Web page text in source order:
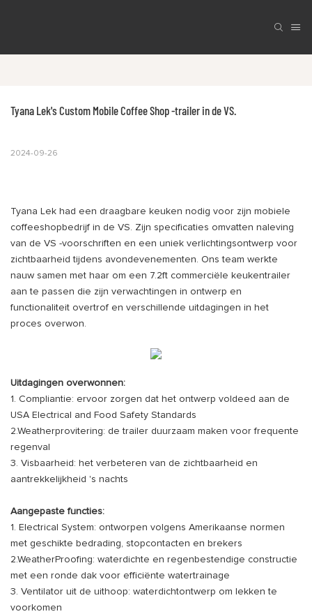
Tyana Lek's Custom Mobile Coffee Shop -trailer in de VS.
2024-09-26
Tyana Lek had een draagbare keuken nodig voor zijn mobiele
coffeeshopbedrijf in de VS. Zijn specificaties omvatten naleving
van de VS -voorschriften en een uniek verlichtingsontwerp voor
zichtbaarheid tijdens avondevenementen. Ons team werkte
nauw samen met haar om een ​​7.2ft commerciële keukentrailer
aan te passen die zijn verwachtingen in ontwerp en
functionaliteit overtrof en verschillende uitdagingen in het
proces overwon.
Uitdagingen overwonnen:
1. Compliantie: ervoor zorgen dat het ontwerp voldeed aan de
USA Electrical and Food Safety Standards
2.Weatherprovitering: de trailer duurzaam maken voor frequente
regenval
3. Visbaarheid: het verbeteren van de zichtbaarheid en
aantrekkelijkheid 's nachts
Aangepaste functies:
1. Electrical System: ontworpen volgens Amerikaanse normen
met geschikte bedrading, stopcontacten en brekers
2.WeatherProofing: waterdichte en regenbestendige constructie
met een ronde dak voor efficiënte watertrainage
3. Ventilator uit de uithoop: waterdichtontwerp om lekken te
voorkomen